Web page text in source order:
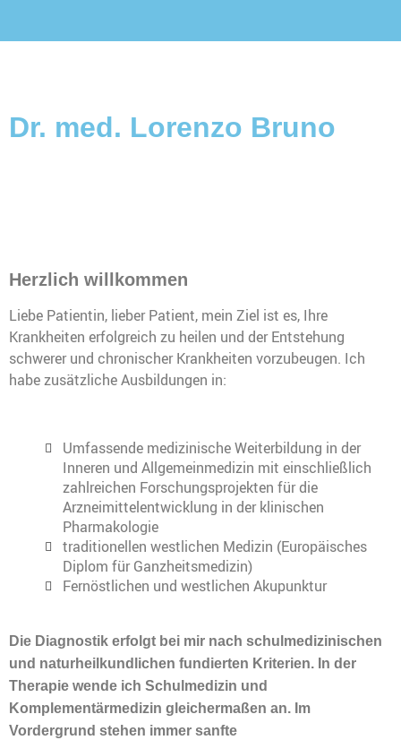
Dr. med. Lorenzo Bruno
Herzlich willkommen
Liebe Patientin, lieber Patient, mein Ziel ist es, Ihre
Krankheiten erfolgreich zu heilen und der Entstehung
schwerer und chronischer Krankheiten vorzubeugen. Ich
habe zusätzliche Ausbildungen in:
Umfassende medizinische Weiterbildung in der
Inneren und Allgemeinmedizin mit einschließlich
zahlreichen Forschungsprojekten für die
Arzneimittelentwicklung in der klinischen
Pharmakologie
traditionellen westlichen Medizin (Europäisches
Diplom für Ganzheitsmedizin)
Fernöstlichen und westlichen Akupunktur
Die Diagnostik erfolgt bei mir nach schulmedizinischen
und naturheilkundlichen fundierten Kriterien. In der
Therapie wende ich Schulmedizin und
Komplementärmedizin gleichermaßen an. Im
Vordergrund stehen immer sanfte